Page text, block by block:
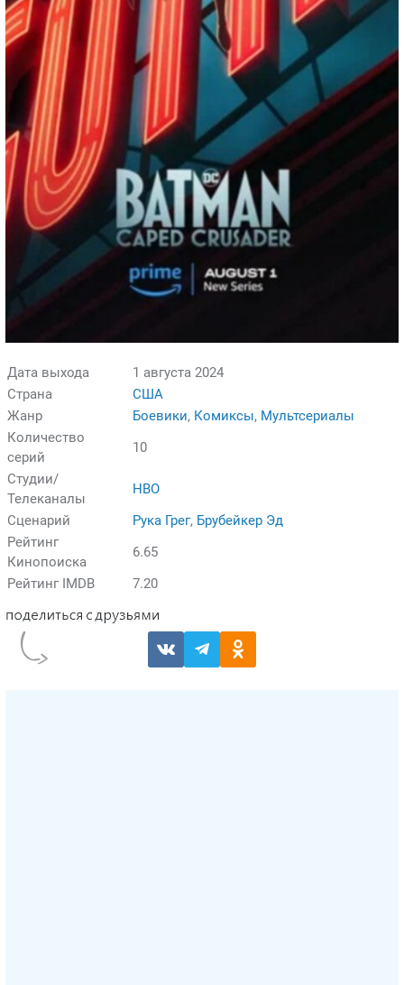
Дата выхода
1 августа 2024
Страна
США
Жанр
Боевики, Комиксы, Мультсериалы
Количество
серий
10
Студии/
Телеканалы
HBO
Сценарий
Рука Грег, Брубейкер Эд
Рейтинг
Кинопоиска
6.65
Рейтинг IMDB
7.20